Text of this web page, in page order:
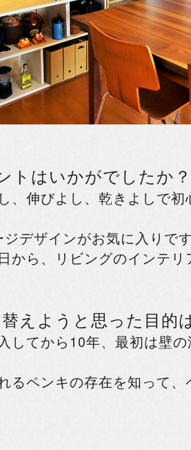
トはいかがでしたか？
、伸びよし、乾きよしで
デザインがお気に入りで
から、リビングのインテ
えようと思った目的
してから10年、最初は壁
るペンキの存在を知って